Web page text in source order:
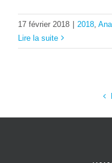
17 février 2018 | 2018
Lire la suite